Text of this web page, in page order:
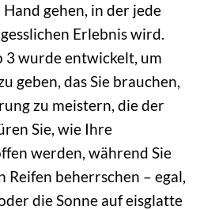
gehen, in der jede
Erlebnis wird.
wurde entwickelt, um
geben, das Sie brauchen,
zu meistern, die der
Sie, wie Ihre
werden, während Sie
beherrschen – egal,
die Sonne auf eisglatte